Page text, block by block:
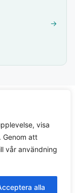
visa
Genom att
vår användning
alla
→